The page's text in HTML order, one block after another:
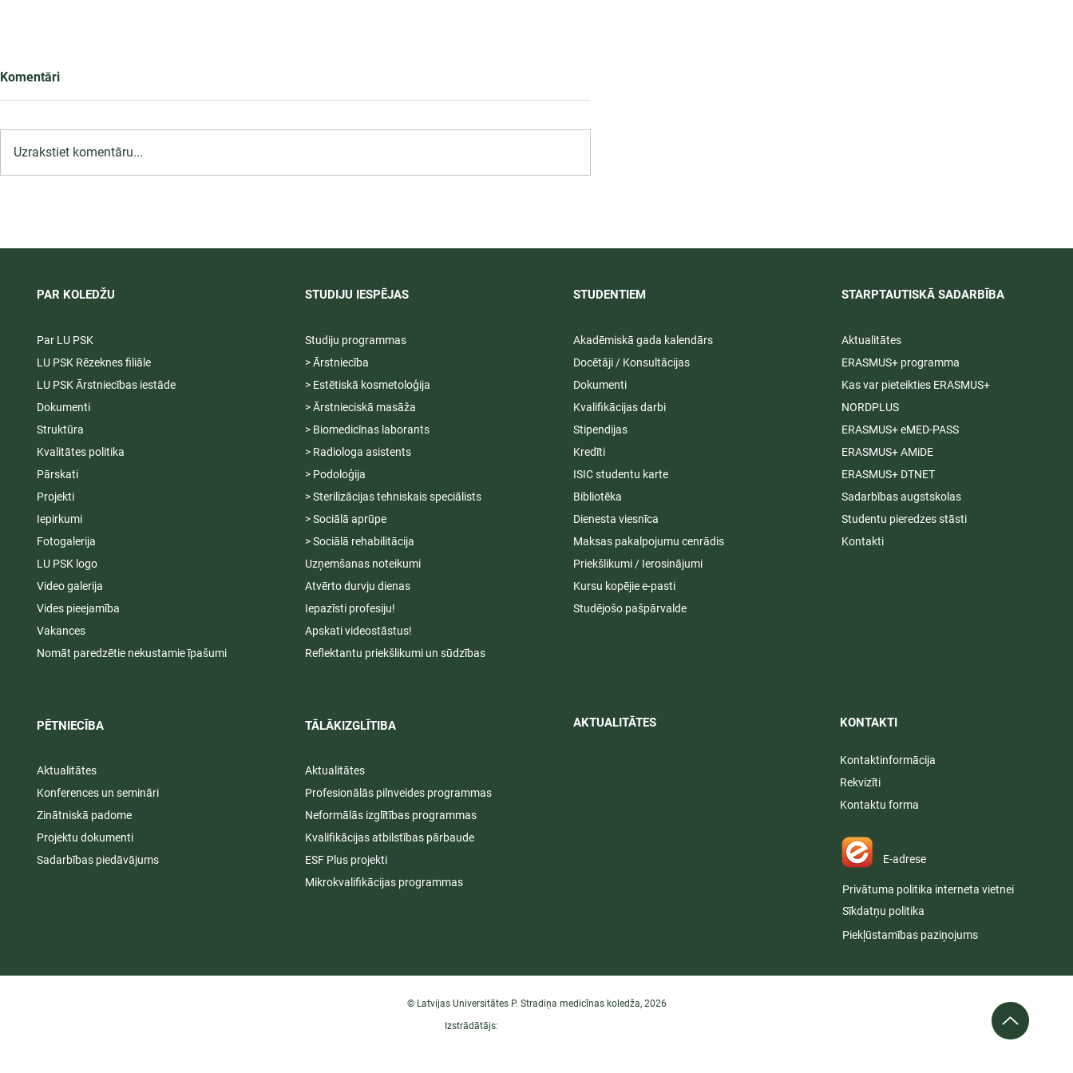
Komentāri
Uzrakstiet komentāru...
PAR KOLEDŽU
Par LU PSK
LU PSK Rēzeknes filiāle
LU PSK Ārstniecības iestāde
Dokumenti
Struktūra
Kvalitātes politika
Pārskati
Projekti
Iepirkumi
Fotogalerija
LU PSK logo
Video galerija
Vides pieejamība
Vakances
Nomāt paredzētie nekustamie īpašumi
PĒTNIECĪBA
Aktualitātes
Konferences un semināri
Zinātniskā padome
Projektu dokumenti
Sadarbības piedāvājums
STUDIJU IESPĒJAS
Studiju programmas
> Ārstniecība
> Estētiskā kosmetoloģija
> Ārstnieciskā masāža
> Biomedicīnas laborants
> Radiologa asistents
> Podoloģija
> Sterilizācijas tehniskais speciālists
> Sociālā aprūpe
> Sociālā rehabilitācija
Uzņemšanas noteikumi
Atvērto durvju dienas
Iepazīsti profesiju!
Apskati videostāstus!
Reflektantu priekšlikumi un sūdzības
TĀLĀKIZGLĪTIBA
Aktualitātes
Profesionālās pilnveides programmas
Neformālās izglītības programmas
Kvalifikācijas atbilstības pārbaude
ESF Plus projekti
Mikrokvalifikācijas programmas
STUDENTIEM​
Akadēmiskā gada kalendārs
Docētāji / Konsultācijas
Dokumenti
Kvalifikācijas darbi
Stipendijas
Kredīti
ISIC studentu karte
Bibliotēka
Dienesta viesnīca
Maksas pakalpojumu cenrādis
Priekšlikumi / Ierosinājumi
Kursu kopējie e-pasti
Studējošo pašpārvalde
AKTUALITĀTES​​
STARPTAUTISKĀ SADARBĪBA​
Aktualitātes
ERASMUS+ programma
Kas var pieteikties ERASMUS+
NORDPLUS
ERASMUS+ eMED-PASS
ERASMUS+ AMiDE
ERASMUS+ DTNET
Sadarbības augstskolas
Studentu pieredzes stāsti
Kontakti
KONTAKTI​
Kontaktinformācija
Rekvizīti
Kontaktu forma
E-adrese
Privātuma politika interneta vietnei
Sīkdatņu politika
Piekļūstamības paziņojums
© Latvijas Universitātes P. Stradiņa medicīnas koledža, 2026
Izstrādātājs: